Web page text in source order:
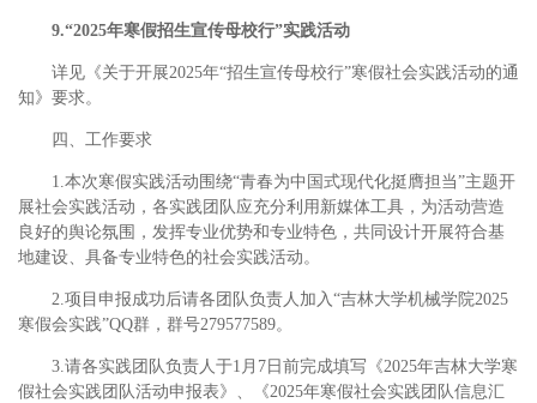
9.“2025年寒假招生宣传母校行”实践活动
详见《关于开展2025年“招生宣传母校行”寒假社会实践活动的通
知》要求。
四、工作要求
1.本次寒假实践活动围绕“青春为中国式现代化挺膺担当”主题开
展社会实践活动，各实践团队应充分利用新媒体工具，为活动营造
良好的舆论氛围，发挥专业优势和专业特色，共同设计开展符合基
地建设、具备专业特色的社会实践活动。
2.项目申报成功后请各团队负责人加入“吉林大学机械学院2025
寒假会实践”QQ群，群号279577589。
3.请各实践团队负责人于1月7日前完成填写《2025年吉林大学寒
假社会实践团队活动申报表》、《2025年寒假社会实践团队信息汇